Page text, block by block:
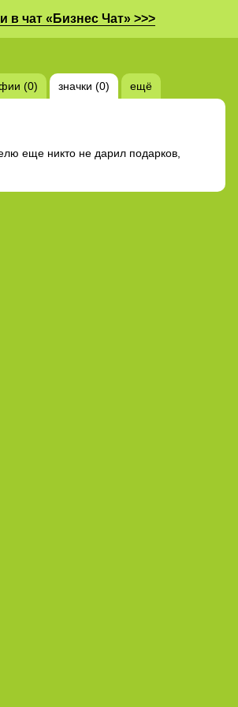
в чат «Бизнес Чат» >>>
(0) значки (0) ещё
еще никто не дарил подарков,